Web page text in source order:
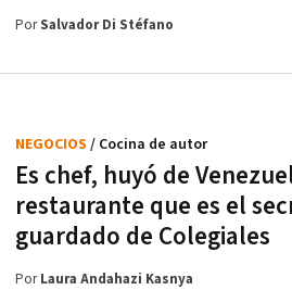
Es chef, huyó de
restaurante que es el
guardado de Colegiales
NEGOCIOS / Cocina de autor
PorLaura Andahazi Kasnya
PorSalvador Di Stéfano